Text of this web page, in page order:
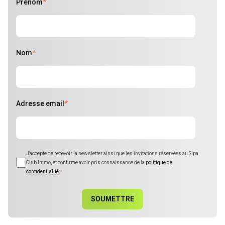
Prénom*
Nom*
Adresse email *
J'accepte de recevoir la newsletter ainsi que les invitations réservées au Sipa
Club Immo, et confirme avoir pris connaissance de la politique de
confidentialité*